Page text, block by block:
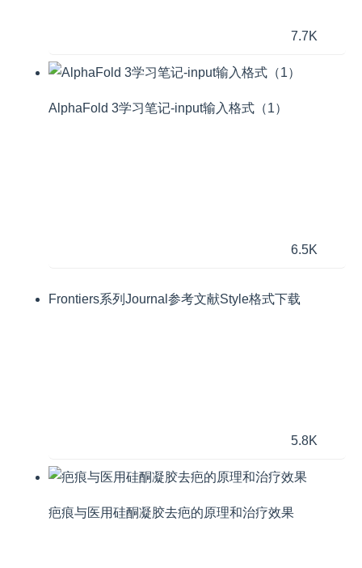
7.7K
AlphaFold 3学习笔记-input输入格式（1）
6.5K
Frontiers系列Journal参考文献Style格式下载
5.8K
疤痕与医用硅酮凝胶去疤的原理和治疗效果